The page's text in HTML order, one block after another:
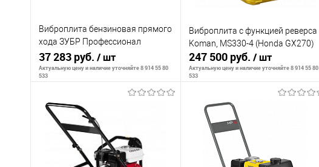
Виброплита бензиновая прямого
хода ЗУБР Профессионал
ЗВПБ-10 Г 10 кН, плита 500*360
мм, д
37 283 руб. / шт
Актуальную цену и наличие уточняйте 8 914 55 80
533
Сообщить о наличии
К сравнению
Виброплита с функцией реверса
Koman, MS330-4 (Honda GX270)
247 500 руб. / шт
Актуальную цену и наличие уточняйте 8 914 55 80
533
Сообщить о наличии
К сравнению